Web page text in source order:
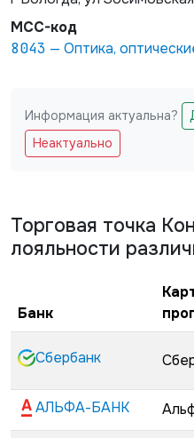
MCC-код
8043 — Оптика,
Не заполняйте это поле
Информация актуальна?
Неактуально
Торговая точка
лояльности
Банк
Сбербанк
АЛЬФА-БАНК